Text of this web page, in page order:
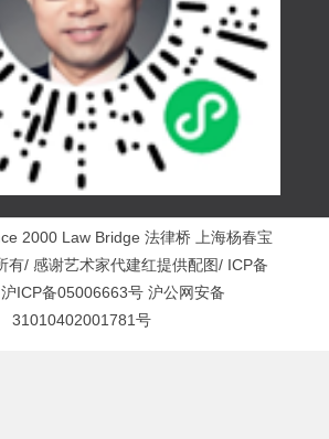
2000 Law Bridge 法律桥 上海杨春宝
有/ 感谢艺术家代建红提供配图/ ICP备
沪ICP备05006663号 沪公网安备
31010402001781号